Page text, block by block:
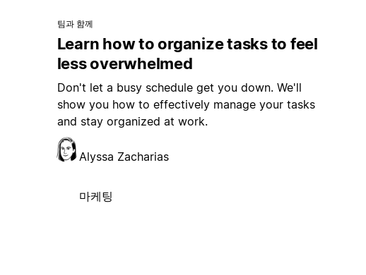
팀과 함께
Learn how to organize tasks to feel
less overwhelmed
Don't let a busy schedule get you down. We'll
show you how to effectively manage your tasks
and stay organized at work.
Alyssa Zacharias
마케팅